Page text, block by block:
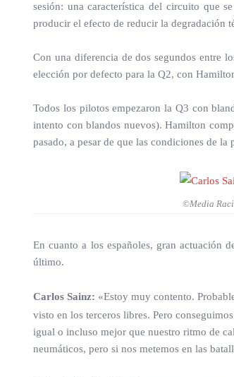
sesión: una característica del circuito que
producir el efecto de reducir la degradación
Con una diferencia de dos segundos entre
elección por defecto para la Q2, con
Todos los pilotos empezaron la Q3 con
intento con blandos nuevos). Hamilton
pasado, a pesar de que las condiciones de la
©Media
En cuanto a los españoles, gran actuación
último.
Carlos Sainz: «Estoy muy contento.
visto en los terceros libres. Pero
igual o incluso mejor que nuestro ritmo de
neumáticos, pero si nos metemos en las